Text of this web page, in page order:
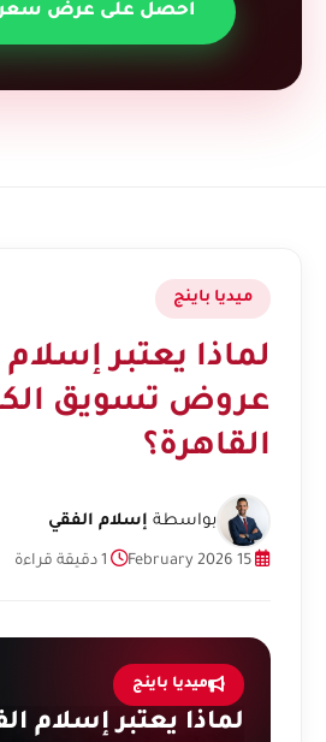
احصل على عرض سعر
ميديا باينج
لماذا يعتبر
عروض تسويق
القاهرة؟
بواسطة إسلام الفقي
ميديا باينج
لماذا يعتبر إسلام